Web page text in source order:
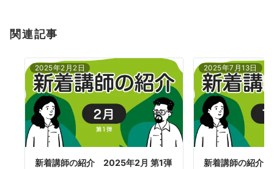
関連記事
2025年2月2日
新着講師の紹介 2025年2月 第1弾
2025年7月13日
新着講師の紹介